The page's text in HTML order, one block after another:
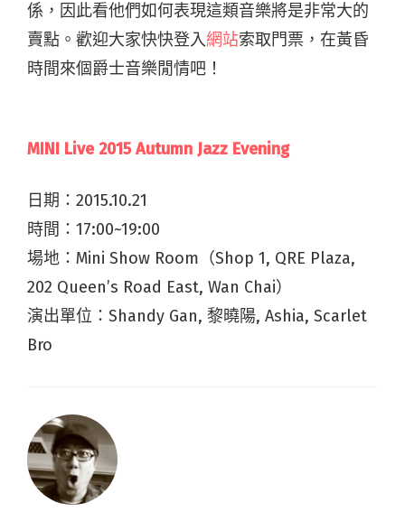
係，因此看他們如何表現這類音樂將是非常大的
賣點。歡迎大家快快登入網站索取門票，在黃昏
時間來個爵士音樂閒情吧！
MINI Live 2015 Autumn Jazz Evening
日期： 2015.10.21
時間： 17:00~19:00
場地： Mini Show Room（Shop 1, QRE Plaza,
202 Queen’s Road East, Wan Chai）
演出單位：Shandy Gan, 黎曉陽, Ashia, Scarlet
Bro